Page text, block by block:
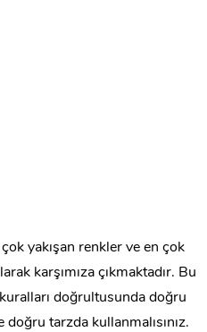
yakışan renkler ve en çok
karşımıza çıkmaktadır. Bu
doğrultusunda doğru
tarzda kullanmalısınız.